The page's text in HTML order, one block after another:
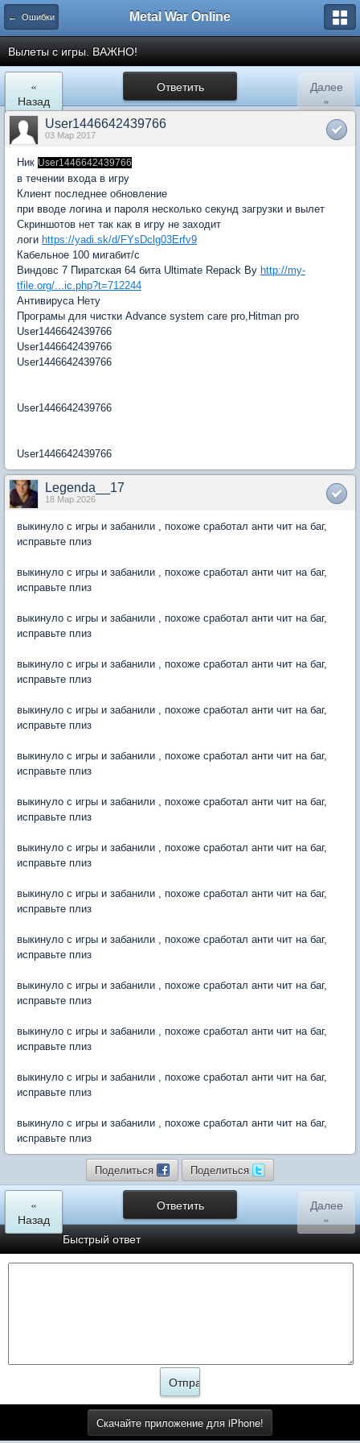
← Ошибки Metal War Online
Вылеты с игры. ВАЖНО!
Ответить
«
Назад
Далее
»
User1446642439766
03 Мар 2017
Ник User1446642439766
в течении входа в игру
Клиент последнее обновление
при вводе логина и пароля несколько секунд загрузки и вылет
Скриншотов нет так как в игру не заходит
логи https://yadi.sk/d/FYsDclg03Erfv9
Кабельное 100 мигабит/c
Виндовс 7 Пиратская 64 бита Ultimate Repack By http://my-
tfile.org/...ic.php?t=712244
Антивируса Нету
Програмы для чистки Advance system care pro,Hitman pro
User1446642439766
User1446642439766
User1446642439766
User1446642439766
User1446642439766
Legenda__17
18 Мар 2026
выкинуло с игры и забанили , похоже сработал анти чит на баг,
исправьте плиз
выкинуло с игры и забанили , похоже сработал анти чит на баг,
исправьте плиз
выкинуло с игры и забанили , похоже сработал анти чит на баг,
исправьте плиз
выкинуло с игры и забанили , похоже сработал анти чит на баг,
исправьте плиз
выкинуло с игры и забанили , похоже сработал анти чит на баг,
исправьте плиз
выкинуло с игры и забанили , похоже сработал анти чит на баг,
исправьте плиз
выкинуло с игры и забанили , похоже сработал анти чит на баг,
исправьте плиз
выкинуло с игры и забанили , похоже сработал анти чит на баг,
исправьте плиз
выкинуло с игры и забанили , похоже сработал анти чит на баг,
исправьте плиз
выкинуло с игры и забанили , похоже сработал анти чит на баг,
исправьте плиз
выкинуло с игры и забанили , похоже сработал анти чит на баг,
исправьте плиз
выкинуло с игры и забанили , похоже сработал анти чит на баг,
исправьте плиз
выкинуло с игры и забанили , похоже сработал анти чит на баг,
исправьте плиз
выкинуло с игры и забанили , похоже сработал анти чит на баг,
исправьте плиз
Поделиться Поделиться
Ответить
«
Назад
Далее
»
Быстрый ответ
Скачайте приложение для iPhone!